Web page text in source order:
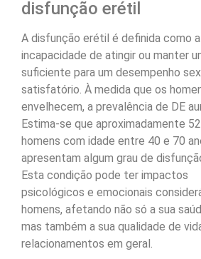
disfunção erétil
A disfunção erétil é definida como a
incapacidade de atingir ou manter
suficiente para um desempenho
satisfatório. À medida que os
envelhecem, a prevalência de DE
Estima-se que aproximadamente
homens com idade entre 40 e 70
apresentam algum grau de
Esta condição pode ter impactos
psicológicos e emocionais
homens, afetando não só a sua
mas também a sua qualidade de
relacionamentos em geral.